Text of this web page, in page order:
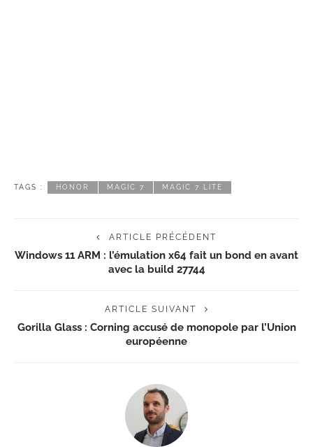
TAGS : HONOR MAGIC 7 MAGIC 7 LITE
ARTICLE PRÉCÉDENT
Windows 11 ARM : l’émulation x64 fait un bond en avant
avec la build 27744
ARTICLE SUIVANT
Gorilla Glass : Corning accusé de monopole par l’Union
européenne